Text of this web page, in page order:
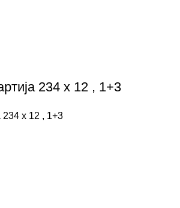
234 x 12 , 1+3
234 x 12 , 1+3